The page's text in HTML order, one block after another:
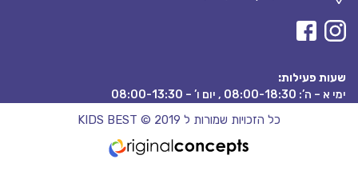
שעות פעילות:
ימי א – ה’: 08:00-18:30 , יום ו’ – 08:00-13:30
כל הזכויות שמורות ל KIDS BEST © 2019